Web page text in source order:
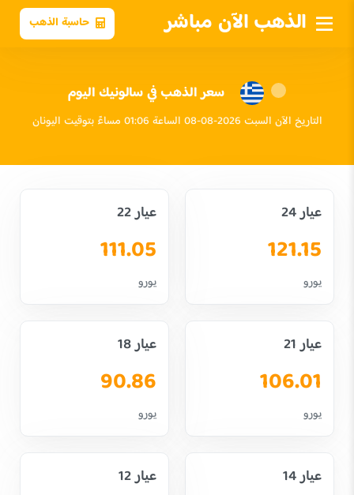
الذهب الآن مباشر حاسبة الذهب
سعر الذهب في سالونيك اليوم
التاريخ الآن السبت 2026-08-08 الساعة 01:06 مساءً بتوقيت اليونان
عيار 24
121.15
يورو
عيار 22
111.05
يورو
عيار 21
106.01
يورو
عيار 18
90.86
يورو
عيار 14 عيار 12